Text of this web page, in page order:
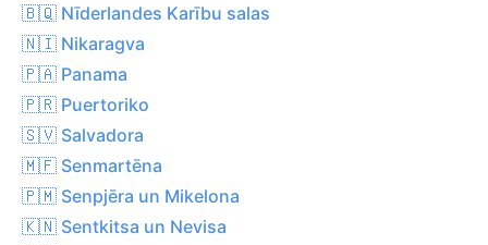
🇧🇶 Nīderlandes Karību salas
🇳🇮 Nikaragva
🇵🇦 Panama
🇵🇷 Puertoriko
🇸🇻 Salvadora
🇲🇫 Senmartēna
🇵🇲 Senpjēra un Mikelona
🇰🇳 Sentkitsa un Nevisa